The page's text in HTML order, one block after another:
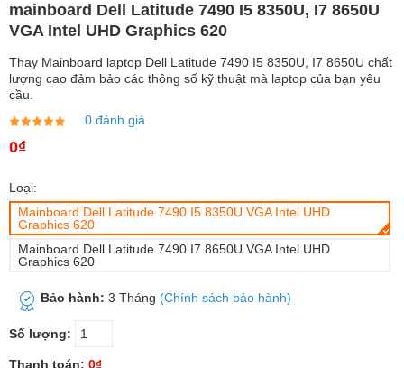
mainboard Dell Latitude 7490 I5 8350U, I7 8650U
VGA Intel UHD Graphics 620
Thay Mainboard laptop Dell Latitude 7490 I5 8350U, I7 8650U chất
lượng cao đảm bảo các thông số kỹ thuật mà laptop của bạn yêu
cầu.
0 đánh giá
0₫
Loại:
Mainboard Dell Latitude 7490 I5 8350U VGA Intel UHD
Graphics 620
Mainboard Dell Latitude 7490 I7 8650U VGA Intel UHD
Graphics 620
Bảo hành: 3 Tháng (Chính sách bảo hành)
Số lượng:
Thanh toán: 0₫